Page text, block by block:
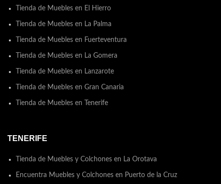
Tienda de Muebles en El Hierro
Tienda de Muebles en La Palma
Tienda de Muebles en Fuerteventura
Tienda de Muebles en La Gomera
Tienda de Muebles en Lanzarote
Tienda de Muebles en Gran Canaria
Tienda de Muebles en Tenerife
TENERIFE
Tienda de Muebles y Colchones en La Orotava
Encuentra Muebles y Colchones en Puerto de la Cruz